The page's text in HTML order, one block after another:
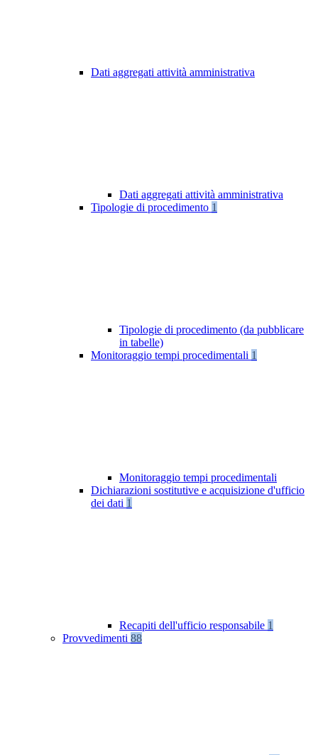
Dati aggregati attività amministrativa
Dati aggregati attività amministrativa
Tipologie di procedimento 1
Tipologie di procedimento (da pubblicare
in tabelle)
Monitoraggio tempi procedimentali 1
Monitoraggio tempi procedimentali
Dichiarazioni sostitutive e acquisizione d'ufficio
dei dati 1
Recapiti dell'ufficio responsabile 1
Provvedimenti 88